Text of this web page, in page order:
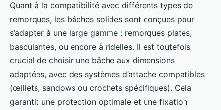
Quant à la compatibilité avec différents types de
remorques, les bâches solides sont conçues pour
s’adapter à une large gamme : remorques plates,
basculantes, ou encore à ridelles. Il est toutefois
crucial de choisir une bâche aux dimensions
adaptées, avec des systèmes d’attache compatibles
(œillets, sandows ou crochets spécifiques). Cela
garantit une protection optimale et une fixation